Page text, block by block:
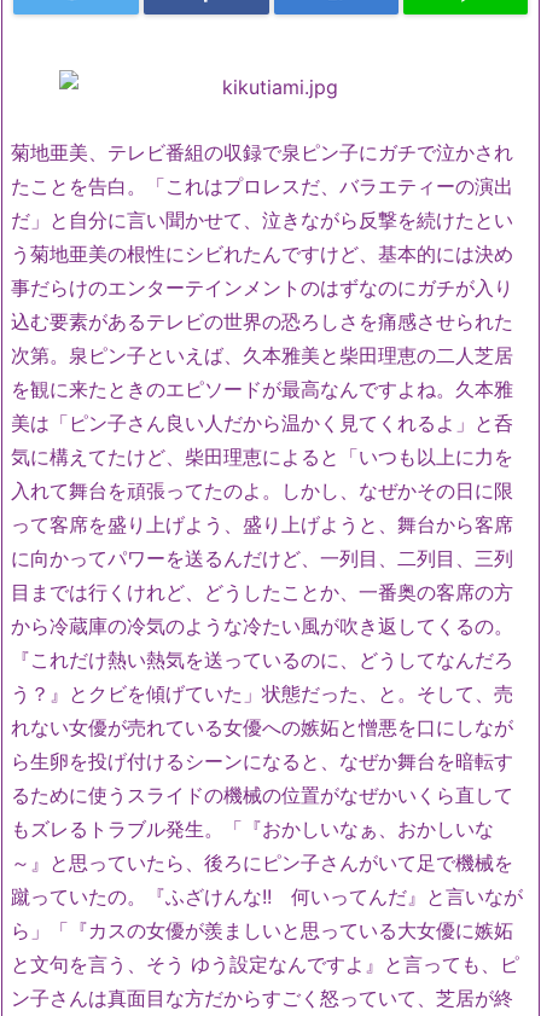
菊地亜美、テレビ番組の収録で泉ピン子にガチで泣かされ
たことを告白。「これはプロレスだ、バラエティーの演出
だ」と自分に言い聞かせて、泣きながら反撃を続けたとい
う菊地亜美の根性にシビれたんですけど、基本的には決め
事だらけのエンターテインメントのはずなのにガチが入り
込む要素があるテレビの世界の恐ろしさを痛感させられた
次第。泉ピン子といえば、久本雅美と柴田理恵の二人芝居
を観に来たときのエピソードが最高なんですよね。久本雅
美は「ピン子さん良い人だから温かく見てくれるよ」と呑
気に構えてたけど、柴田理恵によると「いつも以上に力を
入れて舞台を頑張ってたのよ。しかし、なぜかその日に限
って客席を盛り上げよう、盛り上げようと、舞台から客席
に向かってパワーを送るんだけど、一列目、二列目、三列
目までは行くけれど、どうしたことか、一番奥の客席の方
から冷蔵庫の冷気のような冷たい風が吹き返してくるの。
『これだけ熱い熱気を送っているのに、どうしてなんだろ
う？』とクビを傾げていた」状態だった、と。そして、売
れない女優が売れている女優への嫉妬と憎悪を口にしなが
ら生卵を投げ付けるシーンになると、なぜか舞台を暗転す
るために使うスライドの機械の位置がなぜかいくら直して
もズレるトラブル発生。「『おかしいなぁ、おかしいな
～』と思っていたら、後ろにピン子さんがいて足で機械を
蹴っていたの。『ふざけんな!! 何いってんだ』と言いなが
ら」「『カスの女優が羨ましいと思っている大女優に嫉妬
と文句を言う、そう ゆう設定なんですよ』と言っても、ピ
ン子さんは真面目な方だからすごく怒っていて、芝居が終